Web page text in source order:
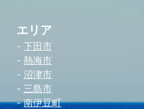
エリア
下田市
熱海市
沼津市
三島市
南伊豆町